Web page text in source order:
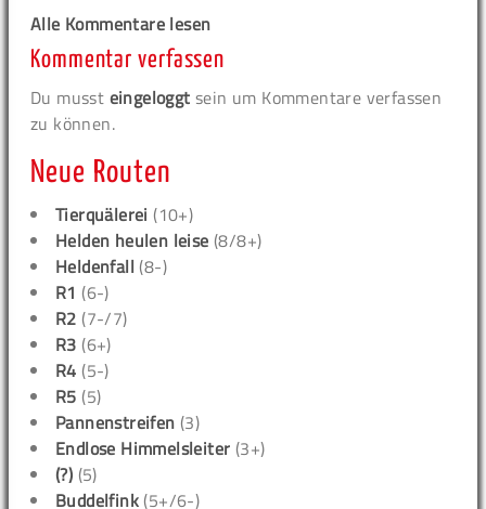
Alle Kommentare lesen
Kommentar verfassen
Du musst eingeloggt sein um Kommentare verfassen
zu können.
Neue Routen
Tierquälerei (10+)
Helden heulen leise (8/8+)
Heldenfall (8-)
R1 (6-)
R2 (7-/7)
R3 (6+)
R4 (5-)
R5 (5)
Pannenstreifen (3)
Endlose Himmelsleiter (3+)
(?) (5)
Buddelfink (5+/6-)